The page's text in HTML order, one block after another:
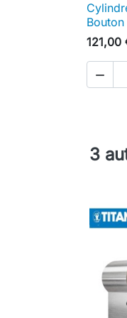
Bouton
121,00

3